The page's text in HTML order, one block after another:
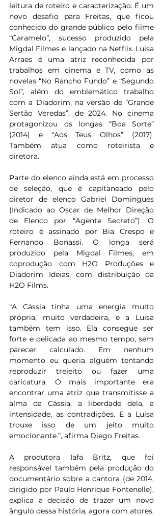
leitura de roteiro e caracterização. É um
novo desafio para Freitas, que ficou
conhecido do grande público pelo filme
“Caramelo”, sucesso produzido pela
Migdal Filmes e lançado na Netflix. Luisa
Arraes é uma atriz reconhecida por
trabalhos em cinema e TV, como as
novelas “No Rancho Fundo” e “Segundo
Sol”, além do emblemático trabalho
com a Diadorim, na versão de “Grande
Sertão Veredas”, de 2024. No cinema
protagonizou os longas “Boa Sorte”
(2014) e “Aos Teus Olhos” (2017).
Também atua como roteirista e
diretora.
Parte do elenco ainda está em processo
de seleção, que é capitaneado pelo
diretor de elenco Gabriel Domingues
(Indicado ao Oscar de Melhor Direção
de Elenco por “Agente Secreto”). O
roteiro é assinado por Bia Crespo e
Fernando Bonassi. O longa será
produzido pela Migdal Filmes, em
coprodução com H2O Produções e
Diadorim Ideias, com distribuição da
H2O Films.
“A Cássia tinha uma energia muito
própria, muito verdadeira, e a Luisa
também tem isso. Ela consegue ser
forte e delicada ao mesmo tempo, sem
parecer calculado. Em nenhum
momento eu queria alguém tentando
reproduzir trejeito ou fazer uma
caricatura. O mais importante era
encontrar uma atriz que transmitisse a
alma da Cássia, a liberdade dela, a
intensidade, as contradições. E a Luisa
trouxe isso de um jeito muito
emocionante.”, afirma Diego Freitas.
A produtora Iafa Britz, que foi
responsável também pela produção do
documentário sobre a cantora (de 2014,
dirigido por Paulo Henrique Fontenelle),
explica a decisão de trazer um novo
ângulo dessa história, agora com atores.